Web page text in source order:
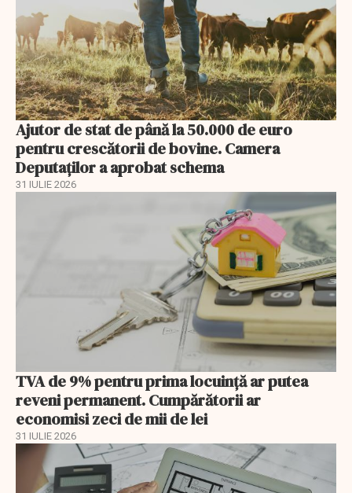
Ajutor de stat de până la 50.000 de euro
pentru crescătorii de bovine. Camera
Deputaților a aprobat schema
31 IULIE 2026
TVA de 9% pentru prima locuință ar putea
reveni permanent. Cumpărătorii ar
economisi zeci de mii de lei
31 IULIE 2026